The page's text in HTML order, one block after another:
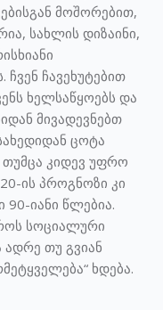
მოშორებით,
სახლის დიზაინი,
ჩავეხუტებით
ხელსაწყოებს და
მივადევნებთ
ცოტა
თუმცა კიდევ უფრო
ის პროგნოზი კი
იანი წლებია.
სოციალური
თუ გვიან
ხდება.